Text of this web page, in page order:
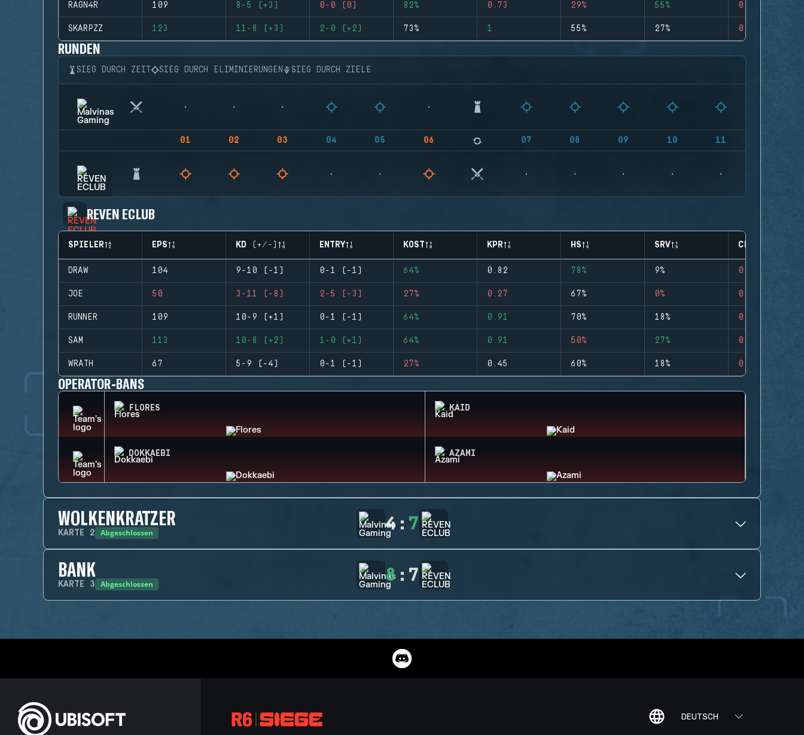
RAGN4R 109 8-5 (+3) 0-0 (0) 82% 0.73 29% 55% 0
SKARPZZ 123 11-8 (+3) 2-0 (+2) 73% 1 55% 27% 0
RUNDEN
SIEG DURCH ZEIT SIEG DURCH ELIMINIERUNGEN SIEG DURCH ZIELE
01 02 03 04 05 06 07 08 09 10 11
REVEN ECLUB
SPIELER EPS KD (+/-) ENTRY KOST KPR HS SRV CLUTCHES
DRAW 104 9-10 (-1) 0-1 (-1) 64% 0.82 78% 9% 0
JOE 50 3-11 (-8) 2-5 (-3) 27% 0.27 67% 0% 0
RUNNER 109 10-9 (+1) 0-1 (-1) 64% 0.91 70% 18% 0
SAM 113 10-8 (+2) 1-0 (+1) 64% 0.91 50% 27% 0
WRATH 67 5-9 (-4) 0-1 (-1) 27% 0.45 60% 18% 0
OPERATOR-BANS
FLORES KAID
DOKKAEBI AZAMI
WOLKENKRATZER
KARTE 2 Abgeschlossen 4 : 7
BANK
KARTE 3 Abgeschlossen 8 : 7
DEUTSCH